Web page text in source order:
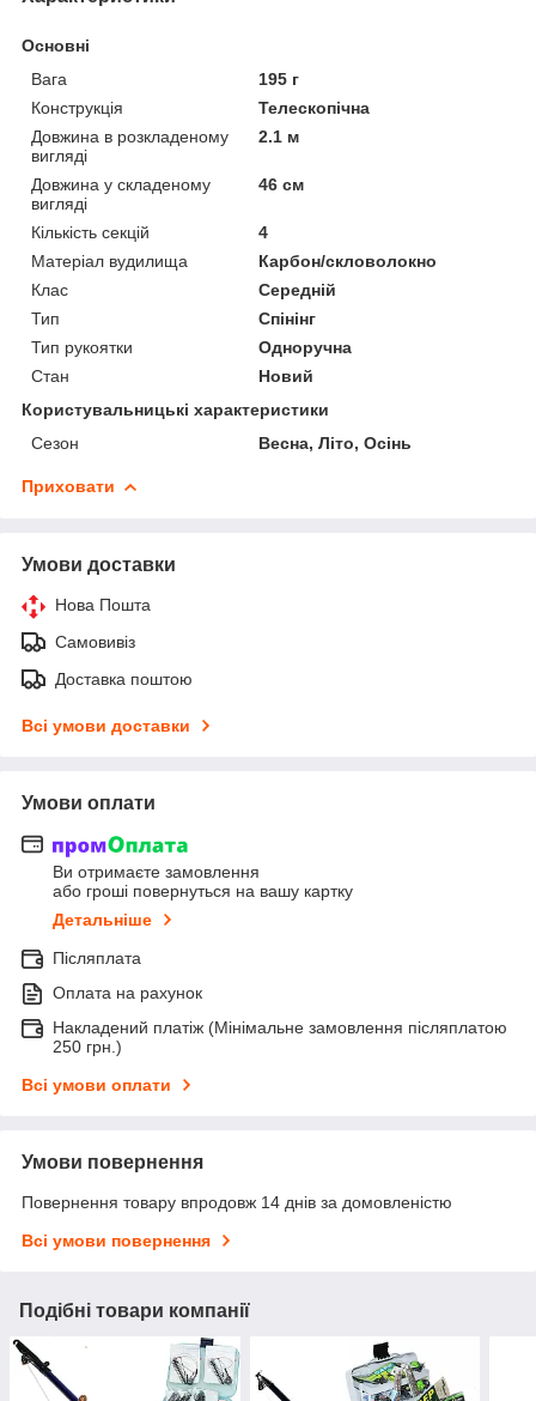
Основні
Вага
195 г
Конструкція
Телескопічна
Довжина в розкладеному
вигляді
2.1 м
Довжина у складеному
вигляді
46 см
Кількість секцій
4
Матеріал вудилища
Карбон/скловолокно
Клас
Середній
Тип
Спінінг
Тип рукоятки
Одноручна
Стан
Новий
Користувальницькі характеристики
Сезон
Весна, Літо, Осінь
Приховати
Умови доставки
Нова Пошта
Самовивіз
Доставка поштою
Всі умови доставки
Умови оплати
Ви отримаєте замовлення
або гроші повернуться на вашу картку
Детальніше
Післяплата
Оплата на рахунок
Накладений платіж (Мінімальне замовлення післяплатою
250 грн.)
Всі умови оплати
Умови повернення
Повернення товару впродовж 14 днів за домовленістю
Всі умови повернення
Подібні товари компанії